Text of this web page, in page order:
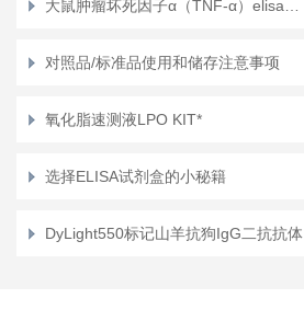
对照品/标准品使用和储存注意事项
氧化脂速测液LPO KIT*
选择ELISA试剂盒的小秘籍
DyLight550标记山羊抗狗IgG二抗抗体